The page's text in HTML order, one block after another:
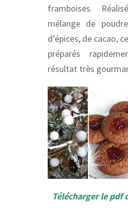
framboises.
mélange de
d’épices, de cacao,
préparés
résultat très
Télécharger le pdf